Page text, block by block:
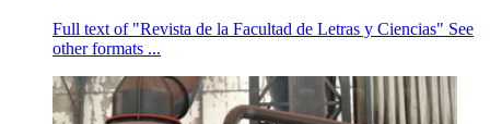
Full text of "Revista de la Facultad de Letras y Ciencias" See
other formats ...